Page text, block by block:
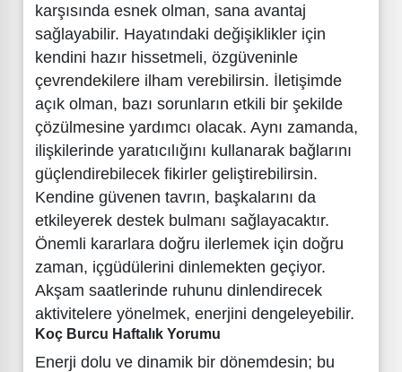
karşısında esnek olman, sana avantaj
sağlayabilir. Hayatındaki değişiklikler için
kendini hazır hissetmeli, özgüveninle
çevrendekilere ilham verebilirsin. İletişimde
açık olman, bazı sorunların etkili bir şekilde
çözülmesine yardımcı olacak. Aynı zamanda,
ilişkilerinde yaratıcılığını kullanarak bağlarını
güçlendirebilecek fikirler geliştirebilirsin.
Kendine güvenen tavrın, başkalarını da
etkileyerek destek bulmanı sağlayacaktır.
Önemli kararlara doğru ilerlemek için doğru
zaman, içgüdülerini dinlemekten geçiyor.
Akşam saatlerinde ruhunu dinlendirecek
aktivitelere yönelmek, enerjini dengeleyebilir.
Koç Burcu Haftalık Yorumu
Enerji dolu ve dinamik bir dönemdesin; bu